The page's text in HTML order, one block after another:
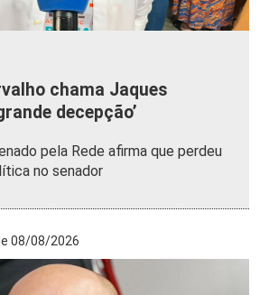
chama Jaques
decepção’
pela Rede afirma que perdeu
no senador
08/08/2026